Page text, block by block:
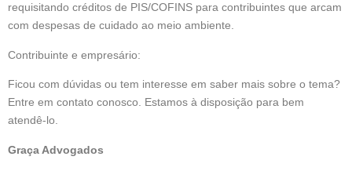
requisitando créditos de PIS/COFINS para contribuintes que arcam
com despesas de cuidado ao meio ambiente.
Contribuinte e empresário:
Ficou com dúvidas ou tem interesse em saber mais sobre o tema?
Entre em contato conosco. Estamos à disposição para bem
atendê-lo.
Graça Advogados